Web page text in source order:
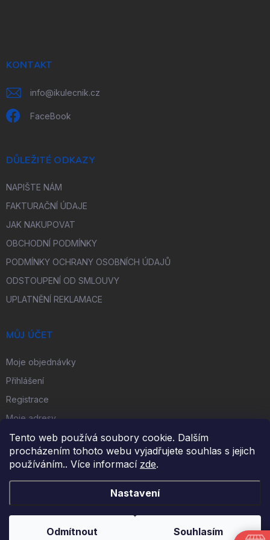
Tento web používá soubory cookie. Dalším
procházením tohoto webu vyjadřujete souhlas s jejich
používáním.. Více informací zde.
Nastavení
Odmítnout Souhlasím
KONTAKT
info@ikulecnik.cz
FaceBook
DŮLEŽITÉ ODKAZY
NAPIŠTE NÁM
FAKTURAČNÍ ÚDAJE
JAK NAKUPOVAT
OBCHODNÍ PODMÍNKY
PODMÍNKY OCHRANY OSOBNÍCH ÚDAJŮ
ODSTOUPENÍ OD SMLOUVY
UPLATNĚNÍ REKLAMACE
MŮJ ÚČET
Moje objednávky
Přihlášení
Registrace
Moje adresy
FACEBOOK
Copyright 2026 iKulečník.cz . Všechna práva vyhrazena.